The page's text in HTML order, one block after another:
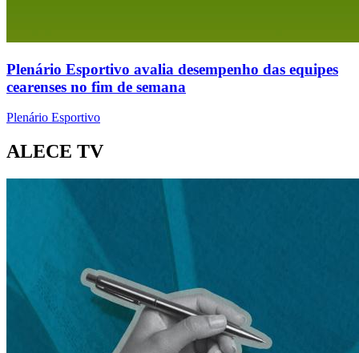
Plenário Esportivo avalia desempenho das equipes
cearenses no fim de semana
Plenário Esportivo
ALECE TV